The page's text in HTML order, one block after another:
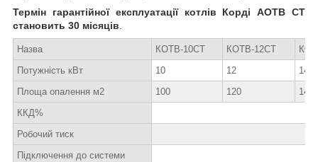
Термін гарантійної експлуатації котлів Корді АОТВ СТ
становить 30 місяців.
Назва КОТВ-10СТ КОТВ-12СТ
Потужність кВт
10 12
14
Площа опалення м2
100 120
140
ККД%
Робочий тиск
Підключення до системи